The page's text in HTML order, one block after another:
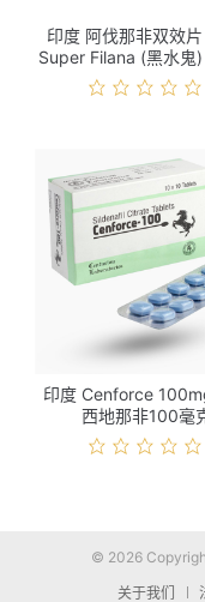
印度 阿伐那非双效
Super Filana (黑水鬼)
格
印度 Cenforce
西地那非100毫
© 2026
关于我们